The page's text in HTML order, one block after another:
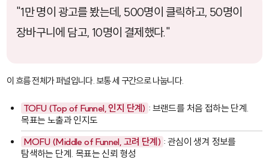
"1만 명이 광고를 봤는데, 500명이 클릭하고, 50명이
장바구니에 담고, 10명이 결제했다."
이 흐름 전체가 퍼널입니다. 보통 세 구간으로 나눕니다.
TOFU (Top of Funnel, 인지 단계) : 브랜드를 처음 접하는 단계.
목표는 노출과 인지도
MOFU (Middle of Funnel, 고려 단계) : 관심이 생겨 정보를
탐색하는 단계. 목표는 신뢰 형성